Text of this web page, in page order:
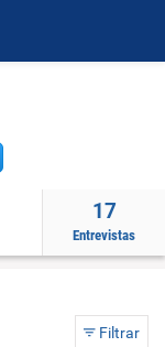
17
Entrevistas
Filtrar